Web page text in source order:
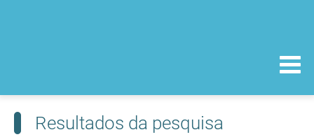
Resultados da pesquisa